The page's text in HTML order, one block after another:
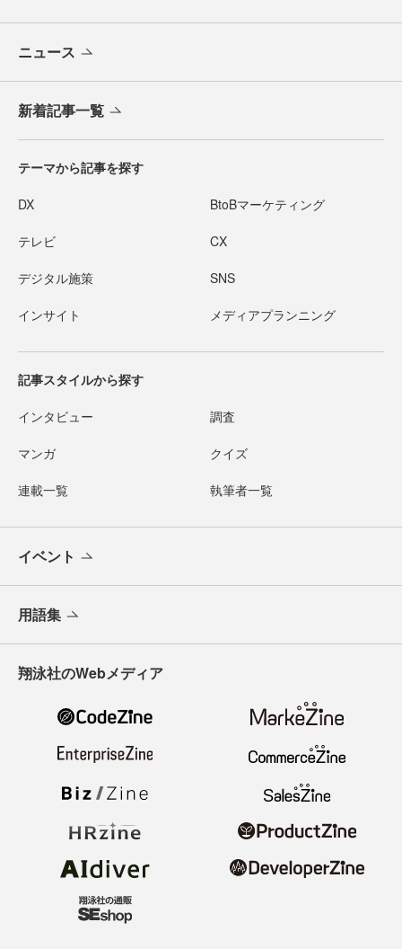
ニュース
新着記事一覧
テーマから記事を探す
DX BtoBマーケティング
テレビ CX
デジタル施策 SNS
インサイト メディアプランニング
記事スタイルから探す
インタビュー 調査
マンガ クイズ
連載一覧 執筆者一覧
イベント
用語集
翔泳社のWebメディア